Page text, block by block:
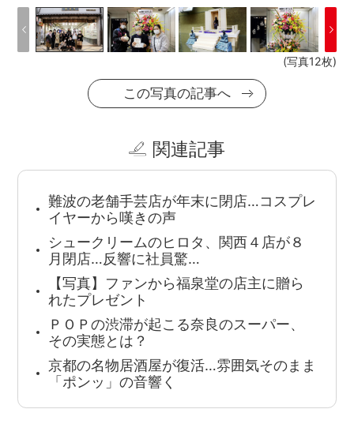
(写真12枚)
この写真の記事へ
関連記事
難波の老舗手芸店が年末に閉店…コスプレ
イヤーから嘆きの声
シュークリームのヒロタ、関西４店が８
月閉店…反響に社員驚…
【写真】ファンから福泉堂の店主に贈ら
れたプレゼント
ＰＯＰの渋滞が起こる奈良のスーパー、
その実態とは？
京都の名物居酒屋が復活…雰囲気そのまま
「ポンッ」の音響く